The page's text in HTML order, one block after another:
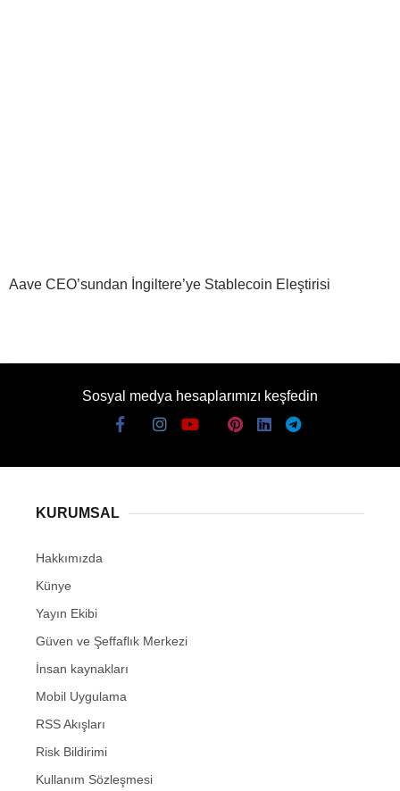
Aave CEO’sundan İngiltere’ye Stablecoin Eleştirisi
Sosyal medya hesaplarımızı keşfedin
KURUMSAL
Hakkımızda
Künye
Yayın Ekibi
Güven ve Şeffaflık Merkezi
İnsan kaynakları
Mobil Uygulama
RSS Akışları
Risk Bildirimi
Kullanım Sözleşmesi